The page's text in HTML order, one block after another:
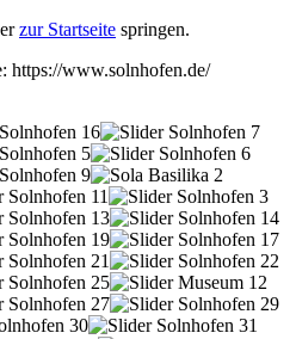
zur Startseite springen.
https://www.solnhofen.de/